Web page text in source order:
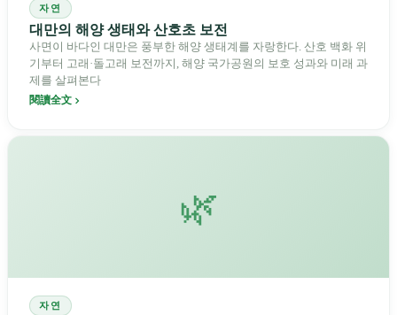
자연
대만의 해양 생태와 산호초 보전
사면이 바다인 대만은 풍부한 해양 생태계를 자랑한다. 산호 백화 위
기부터 고래·돌고래 보전까지, 해양 국가공원의 보호 성과와 미래 과
제를 살펴본다
閱讀全文
🌿
자연